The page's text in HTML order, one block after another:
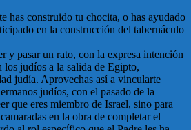
has construido tu chocita, o has ayudado
en la construcción del tabernáculo
y pasar un rato, con la expresa intención
judíos a la salida de Egipto,
judía. Aprovechas así a vincularte
judíos, con el pasado de la
que eres miembro de Israel, sino para
en la obra de completar el